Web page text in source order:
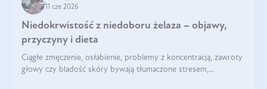
11 cze 2026
Niedokrwistość z niedoboru żelaza – objawy,
przyczyny i dieta
Ciągłe zmęczenie, osłabienie, problemy z koncentracją, zawroty
głowy czy bladość skóry bywają tłumaczone stresem,